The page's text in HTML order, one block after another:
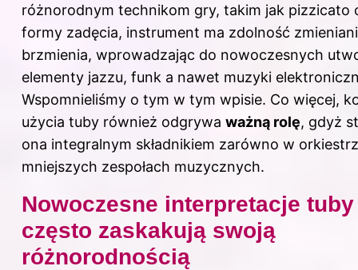
różnorodnym technikom gry, takim jak pizzicato
formy zadęcia, instrument ma zdolność
brzmienia, wprowadzając do nowoczesnych
elementy jazzu, funk a nawet muzyki
Wspomnieliśmy o tym w tym wpisie. Co więcej,
użycia tuby również odgrywa ważną rolę, gdyż
ona integralnym składnikiem zarówno w
mniejszych zespołach muzycznych.
Nowoczesne interpretacje tuby
często zaskakują swoją
różnorodnością